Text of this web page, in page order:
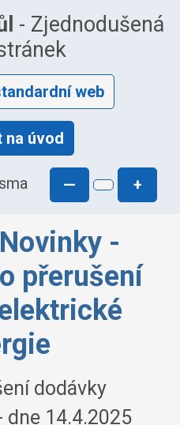
- Zjednodušená
web
na úvod
— +
-
přerušení
dodávky
dne 14.4.2025